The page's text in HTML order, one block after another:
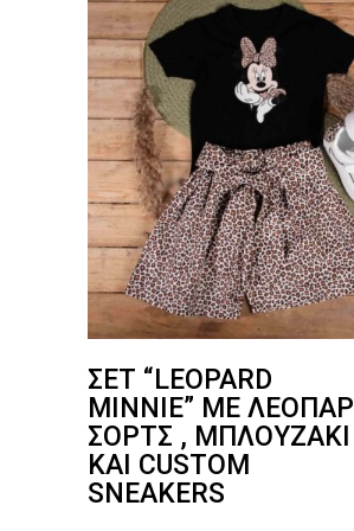
ΣΕΤ “LEOPARD
MINNIE” ΜΕ ΛΕΟΠΆΡ
ΣΌΡΤΣ , ΜΠΛΟΥΖΆΚΙ
ΚΑΙ CUSTOM
SNEAKERS